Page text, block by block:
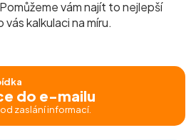
vám najít to nejlepší
kalkulaci na míru.
do e-mailu
zaslání informací.